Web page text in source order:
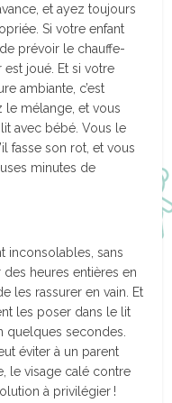
et ayez toujours
Si votre enfant
prévoir le chauffe-
joué. Et si votre
ambiante, c’est
mélange, et vous
avec bébé. Vous le
fasse son rot, et vous
minutes de
inconsolables, sans
heures entières en
les rassurer en vain. Et
les poser dans le lit
quelques secondes.
éviter à un parent
le visage calé contre
à privilégier !